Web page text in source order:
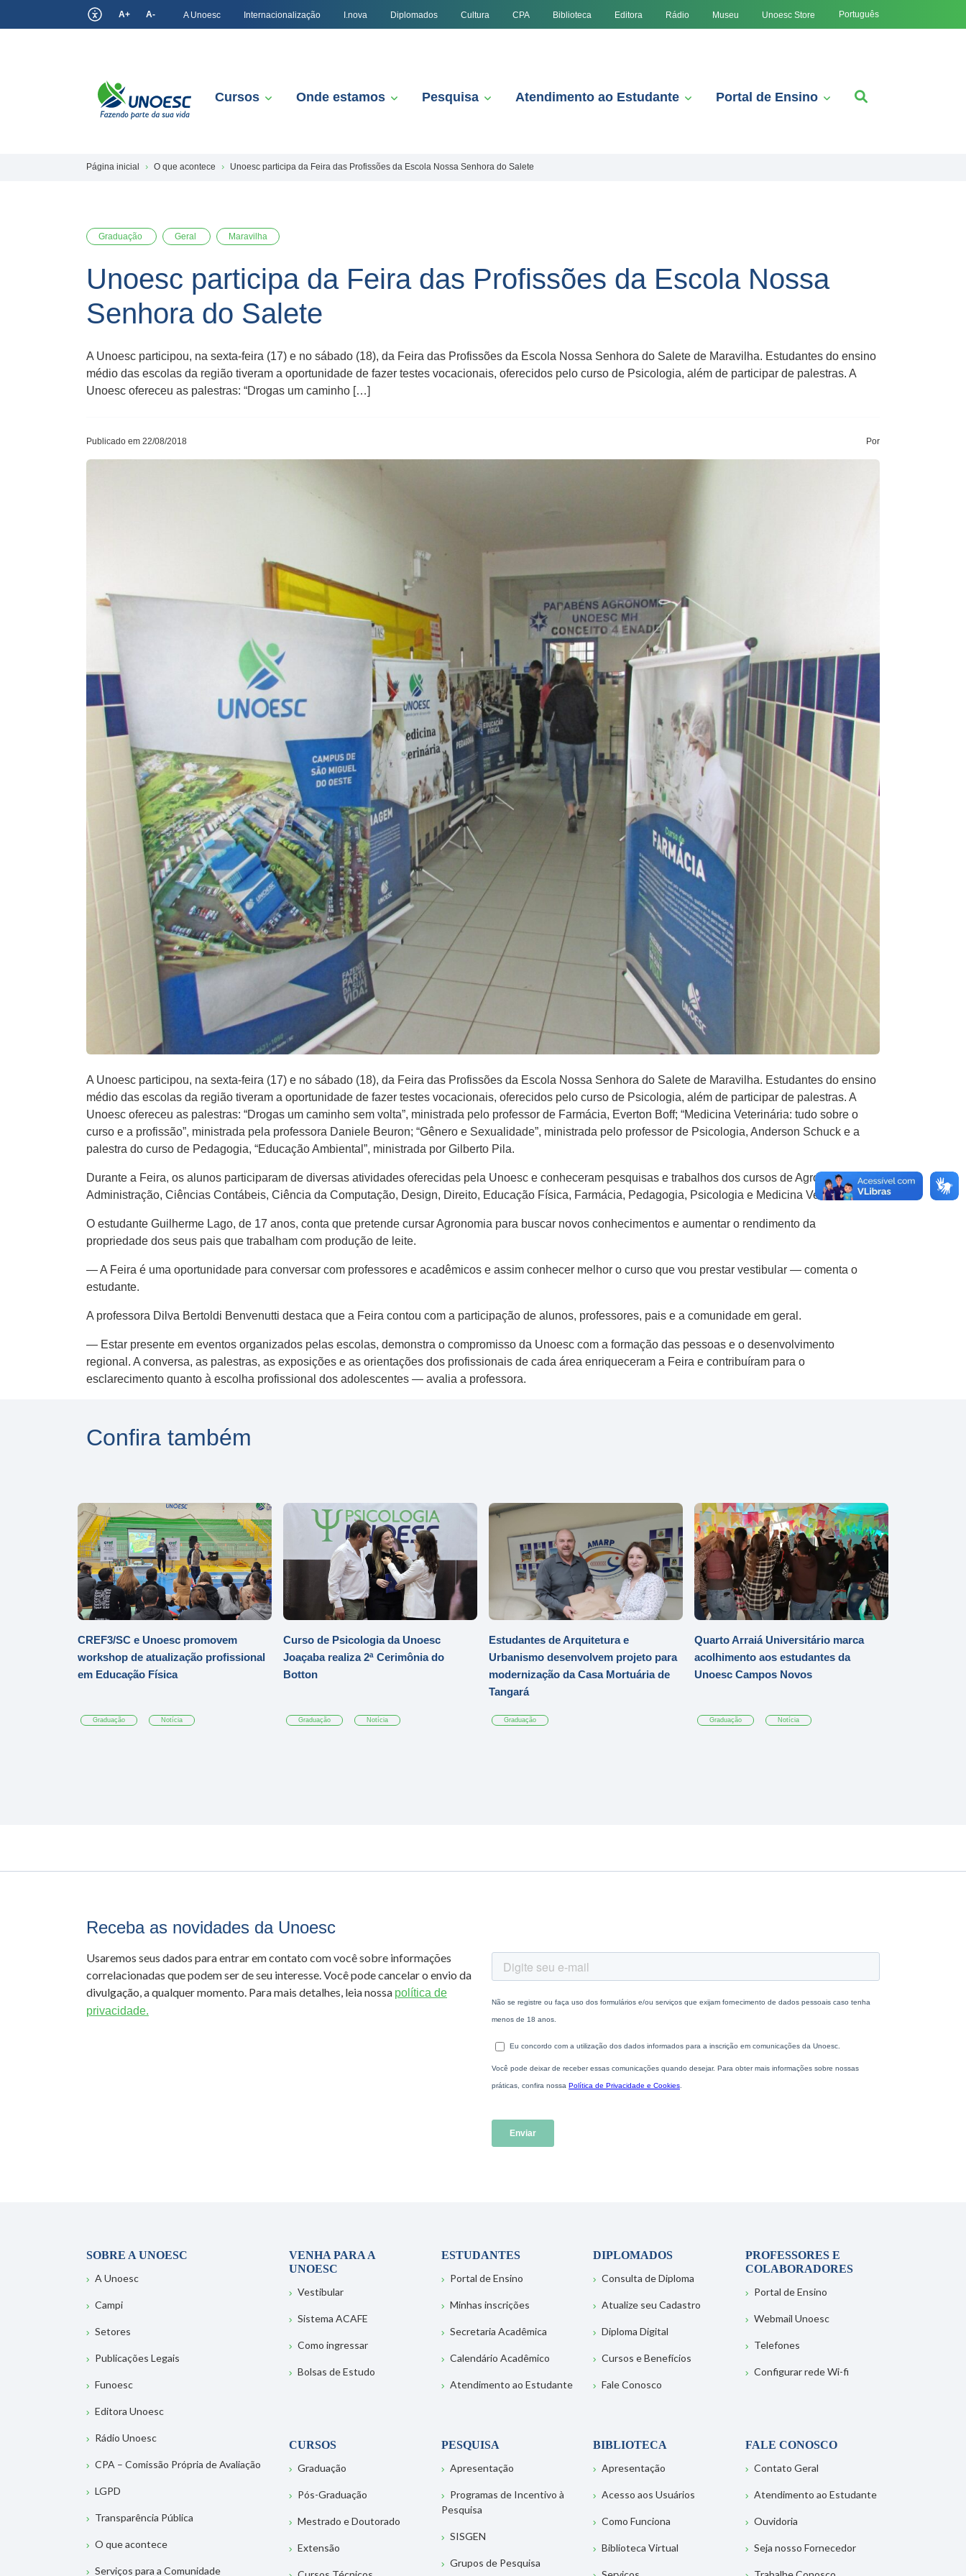
A+ A- A Unoesc Internacionalização I.nova Diplomados Cultura CPA Biblioteca Editora Rádio Museu Unoesc Store Português
Cursos Onde estamos Pesquisa Atendimento ao Estudante Portal de Ensino
Página inicial O que acontece Unoesc participa da Feira das Profissões da Escola Nossa Senhora do Salete
Graduação Geral Maravilha
Unoesc participa da Feira das Profissões da Escola Nossa
Senhora do Salete
A Unoesc participou, na sexta-feira (17) e no sábado (18), da Feira das Profissões da Escola Nossa Senhora do Salete de Maravilha. Estudantes do ensino
médio das escolas da região tiveram a oportunidade de fazer testes vocacionais, oferecidos pelo curso de Psicologia, além de participar de palestras. A
Unoesc ofereceu as palestras: “Drogas um caminho […]
Publicado em 22/08/2018 Por
A Unoesc participou, na sexta-feira (17) e no sábado (18), da Feira das Profissões da Escola Nossa Senhora do Salete de Maravilha. Estudantes do ensino
médio das escolas da região tiveram a oportunidade de fazer testes vocacionais, oferecidos pelo curso de Psicologia, além de participar de palestras. A
Unoesc ofereceu as palestras: “Drogas um caminho sem volta”, ministrada pelo professor de Farmácia, Everton Boff; “Medicina Veterinária: tudo sobre o
curso e a profissão”, ministrada pela professora Daniele Beuron; “Gênero e Sexualidade”, ministrada pelo professor de Psicologia, Anderson Schuck e a
palestra do curso de Pedagogia, “Educação Ambiental”, ministrada por Gilberto Pila.
Durante a Feira, os alunos participaram de diversas atividades oferecidas pela Unoesc e conheceram pesquisas e trabalhos dos cursos de Agronomia,
Administração, Ciências Contábeis, Ciência da Computação, Design, Direito, Educação Física, Farmácia, Pedagogia, Psicologia e Medicina Veterinária.
O estudante Guilherme Lago, de 17 anos, conta que pretende cursar Agronomia para buscar novos conhecimentos e aumentar o rendimento da
propriedade dos seus pais que trabalham com produção de leite.
— A Feira é uma oportunidade para conversar com professores e acadêmicos e assim conhecer melhor o curso que vou prestar vestibular — comenta o
estudante.
A professora Dilva Bertoldi Benvenutti destaca que a Feira contou com a participação de alunos, professores, pais e a comunidade em geral.
— Estar presente em eventos organizados pelas escolas, demonstra o compromisso da Unoesc com a formação das pessoas e o desenvolvimento
regional. A conversa, as palestras, as exposições e as orientações dos profissionais de cada área enriqueceram a Feira e contribuíram para o
esclarecimento quanto à escolha profissional dos adolescentes — avalia a professora.
Confira também
CREF3/SC e Unoesc promovem
workshop de atualização profissional
em Educação Física
Graduação Notícia
Curso de Psicologia da Unoesc
Joaçaba realiza 2ª Cerimônia do
Botton
Graduação Notícia
Estudantes de Arquitetura e
Urbanismo desenvolvem projeto para
modernização da Casa Mortuária de
Tangará
Graduação
Quarto Arraiá Universitário marca
acolhimento aos estudantes da
Unoesc Campos Novos
Graduação Notícia
Receba as novidades da Unoesc
Usaremos seus dados para entrar em contato com você sobre informações
correlacionadas que podem ser de seu interesse. Você pode cancelar o envio da
divulgação, a qualquer momento. Para mais detalhes, leia nossa política de
privacidade.
SOBRE A UNOESC
A Unoesc
Campi
Setores
Publicações Legais
Funoesc
Editora Unoesc
Rádio Unoesc
CPA – Comissão Própria de Avaliação
LGPD
Transparência Pública
O que acontece
Serviços para a Comunidade
VENHA PARA A
UNOESC
Vestibular
Sistema ACAFE
Como ingressar
Bolsas de Estudo
ESTUDANTES
Portal de Ensino
Minhas inscrições
Secretaria Acadêmica
Calendário Acadêmico
Atendimento ao Estudante
DIPLOMADOS
Consulta de Diploma
Atualize seu Cadastro
Diploma Digital
Cursos e Benefícios
Fale Conosco
PROFESSORES E
COLABORADORES
Portal de Ensino
Webmail Unoesc
Telefones
Configurar rede Wi-fi
CURSOS
Graduação
Pós-Graduação
Mestrado e Doutorado
Extensão
PESQUISA
Apresentação
Programas de Incentivo à
Pesquisa
SISGEN
Grupos de Pesquisa
BIBLIOTECA
Apresentação
Acesso aos Usuários
Como Funciona
Biblioteca Virtual
FALE CONOSCO
Contato Geral
Atendimento ao Estudante
Ouvidoria
Seja nosso Fornecedor